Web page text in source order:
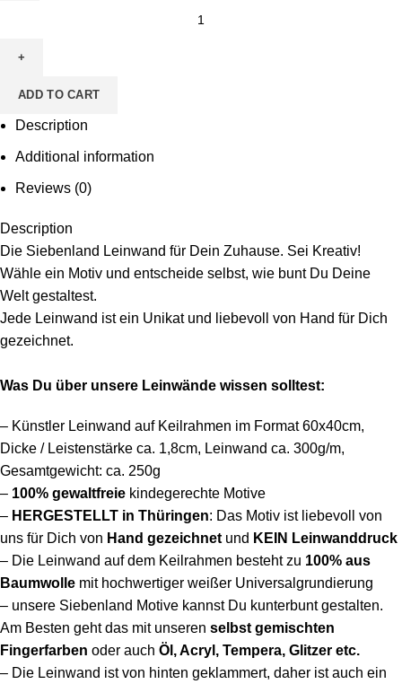
Ausmalen
Motiv
Carli
ADD TO CART
Description
Additional information
Reviews (0)
Description
Die Siebenland Leinwand für Dein Zuhause. Sei Kreativ!
Wähle ein Motiv und entscheide selbst, wie bunt Du Deine
Welt gestaltest.
Jede Leinwand ist ein Unikat und liebevoll von Hand für Dich
gezeichnet.
Was Du über unsere Leinwände wissen solltest:
– Künstler Leinwand auf Keilrahmen im Format 60x40cm,
Dicke / Leistenstärke ca. 1,8cm, Leinwand ca. 300g/m,
Gesamtgewicht: ca. 250g
– 100% gewaltfreie kindegerechte Motive
– HERGESTELLT in Thüringen: Das Motiv ist liebevoll von
uns für Dich von Hand gezeichnet und KEIN Leinwanddruck
– Die Leinwand auf dem Keilrahmen bestehtzu 100% aus
Baumwolle mit hochwertiger weißer Universalgrundierung
– unsere Siebenland Motive kannst Du kunterbunt gestalten.
Am Besten geht das mit unseren selbst gemischten
Fingerfarben oder auch Öl, Acryl, Tempera, Glitzer etc.
– Die Leinwand ist von hinten geklammert, daher ist auch ein